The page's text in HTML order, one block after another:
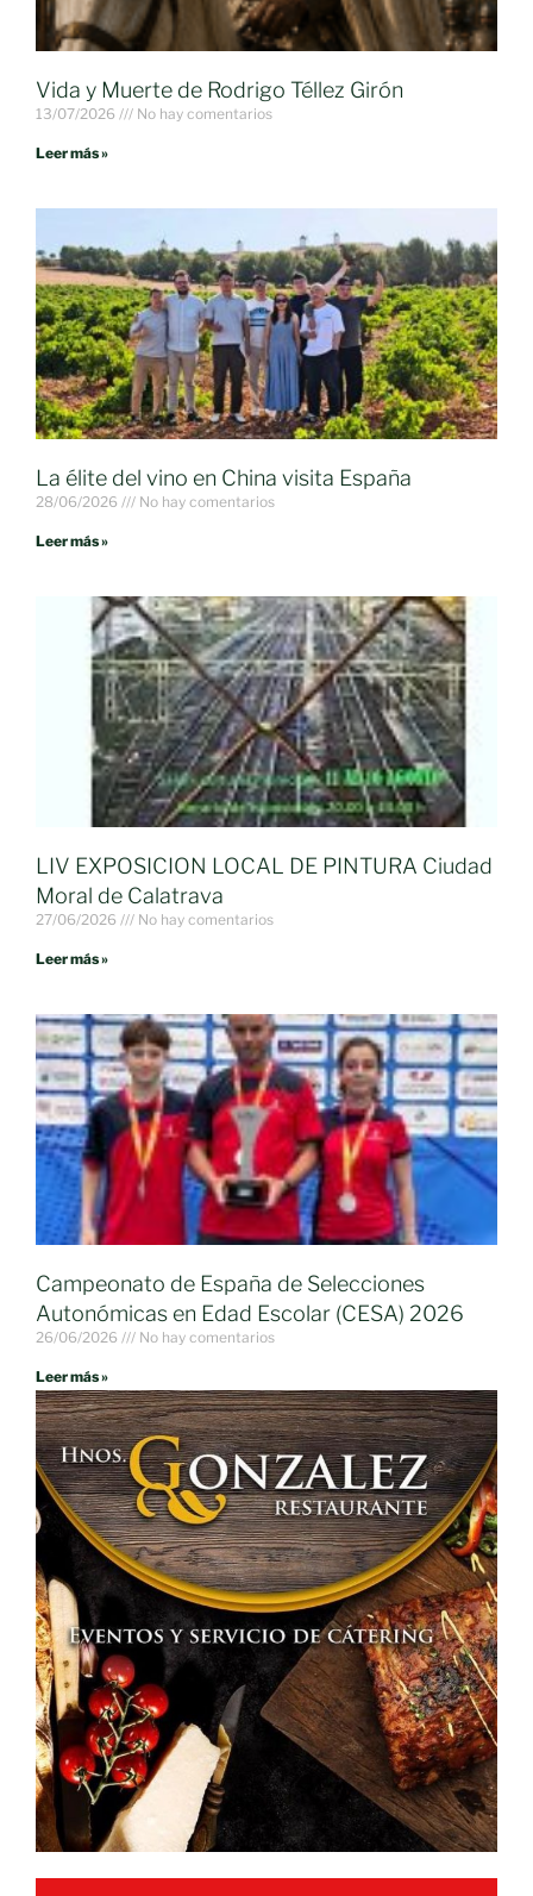
Vida y Muerte de Rodrigo Téllez Girón
13/07/2026 No hay comentarios
Leer más »
La élite del vino en China visita España
28/06/2026 No hay comentarios
Leer más »
LIV EXPOSICION LOCAL DE PINTURA Ciudad
Moral de Calatrava
27/06/2026 No hay comentarios
Leer más »
Campeonato de España de Selecciones
Autonómicas en Edad Escolar (CESA) 2026
26/06/2026 No hay comentarios
Leer más »